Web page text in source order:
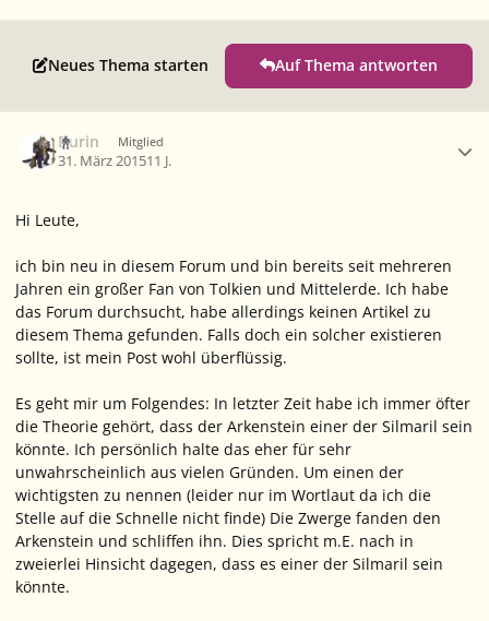
Neues Thema starten Auf Thema antworten
Durin Mitglied
31. März 201511 J.
Hi Leute,
ich bin neu in diesem Forum und bin bereits seit mehreren
Jahren ein großer Fan von Tolkien und Mittelerde. Ich habe
das Forum durchsucht, habe allerdings keinen Artikel zu
diesem Thema gefunden. Falls doch ein solcher existieren
sollte, ist mein Post wohl überflüssig.
Es geht mir um Folgendes: In letzter Zeit habe ich immer öfter
die Theorie gehört, dass der Arkenstein einer der Silmaril sein
könnte. Ich persönlich halte das eher für sehr
unwahrscheinlich aus vielen Gründen. Um einen der
wichtigsten zu nennen (leider nur im Wortlaut da ich die
Stelle auf die Schnelle nicht finde) Die Zwerge fanden den
Arkenstein und schliffen ihn. Dies spricht m.E. nach in
zweierlei Hinsicht dagegen, dass es einer der Silmaril sein
könnte.